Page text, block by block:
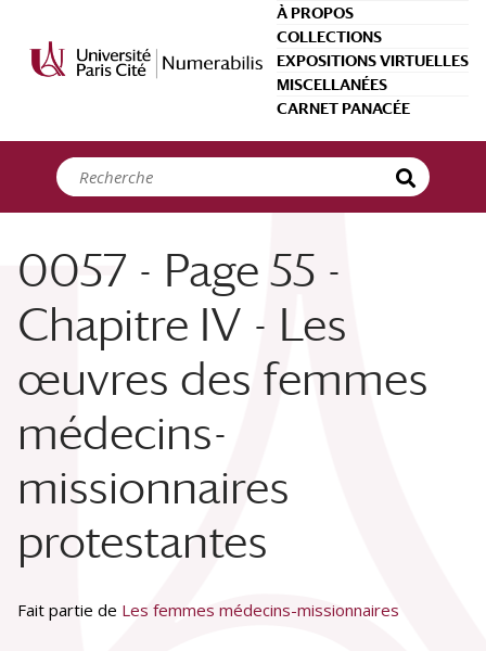
À PROPOS
COLLECTIONS
EXPOSITIONS VIRTUELLES
MISCELLANÉES
CARNET PANACÉE
0057 - Page 55 -
Chapitre IV - Les
œuvres des femmes
médecins-
missionnaires
protestantes
Fait partie de Les femmes médecins-missionnaires